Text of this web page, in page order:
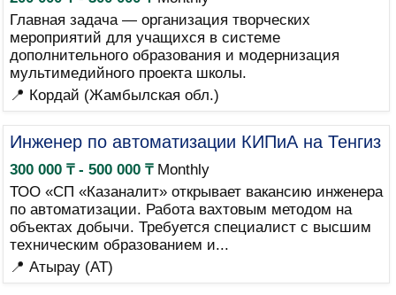
Главная задача — организация творческих
мероприятий для учащихся в системе
дополнительного образования и модернизация
мультимедийного проекта школы.
📍 Кордай (Жамбылская обл.)
Инженер по автоматизации КИПиА на Тенгиз
300 000 ₸ - 500 000 ₸Monthly
ТОО «СП «Казаналит» открывает вакансию инженера
по автоматизации. Работа вахтовым методом на
объектах добычи. Требуется специалист с высшим
техническим образованием и...
📍 Атырау (AT)